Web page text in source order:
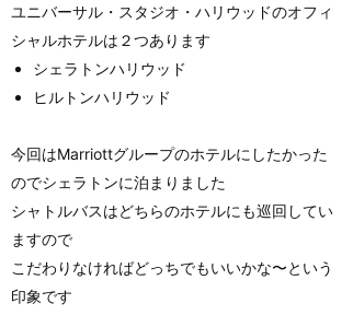
ユニバーサル・スタジオ・ハリウッドのオフィ
シャルホテルは２つあります
シェラトンハリウッド
ヒルトンハリウッド
今回はMarriottグループのホテルにしたかった
のでシェラトンに泊まりました
シャトルバスはどちらのホテルにも巡回してい
ますので
こだわりなければどっちでもいいかな〜という
印象です